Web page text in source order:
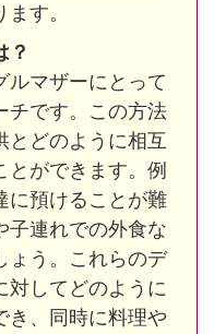
す​​。
？
ルマザーにとって
チです。この方法
とどのように相互
ができます。例
に預けることが難
子連れでの外食な
ょう。これらのデ
対してどのように
き、同時に料理や